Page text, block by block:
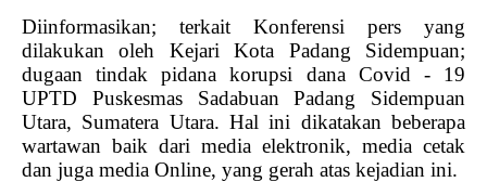
Diinformasikan; terkait Konferensi pers yang
dilakukan oleh Kejari Kota Padang Sidempuan;
dugaan tindak pidana korupsi dana Covid - 19
UPTD Puskesmas Sadabuan Padang Sidempuan
Utara, Sumatera Utara. Hal ini dikatakan beberapa
wartawan baik dari media elektronik, media cetak
dan juga media Online, yang gerah atas kejadian ini.